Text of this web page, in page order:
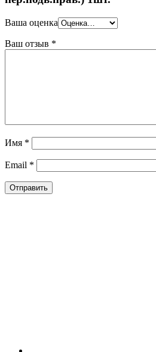
Ваша оценка
Ваш отзыв *
Имя *
Email *